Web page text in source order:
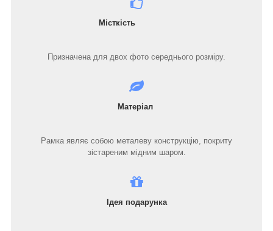
Місткість
Призначена для двох фото середнього розміру.
Матеріал
Рамка являє собою металеву конструкцію, покриту
зістареним мідним шаром.
Ідея подарунка